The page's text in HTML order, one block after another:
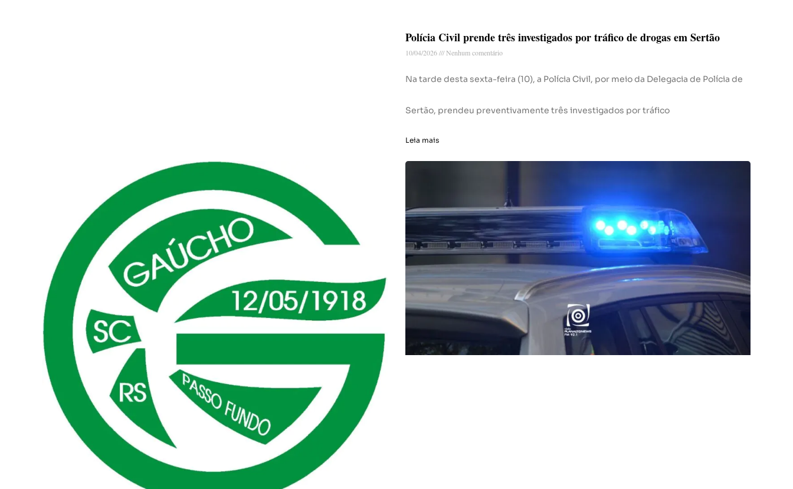
Polícia Civil prende três investigados por tráfico de drogas em Sertão
10/04/2026 Nenhum comentário
Na tarde desta sexta-feira (10), a Polícia Civil, por meio da Delegacia de Polícia de
Sertão, prendeu preventivamente três investigados por tráfico
Leia mais